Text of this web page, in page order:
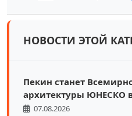
НОВОСТИ ЭТОЙ
Пекин станет
архитектуры ЮНЕСКО
07.08.2026